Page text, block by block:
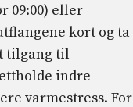
09:00) eller
kort og ta
tilgang til
indre
varmestress. For